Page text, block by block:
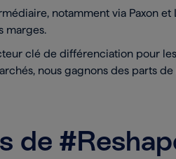
notamment via Paxon et
marges.
clé de différenciation pour
nous gagnons des parts de
de